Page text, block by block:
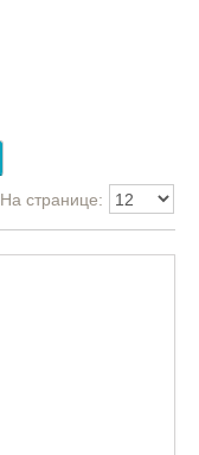
На странице: